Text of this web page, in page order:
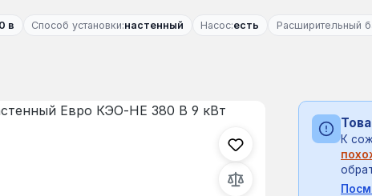
в Способ установки:настенный Насос:есть Расширительный
К